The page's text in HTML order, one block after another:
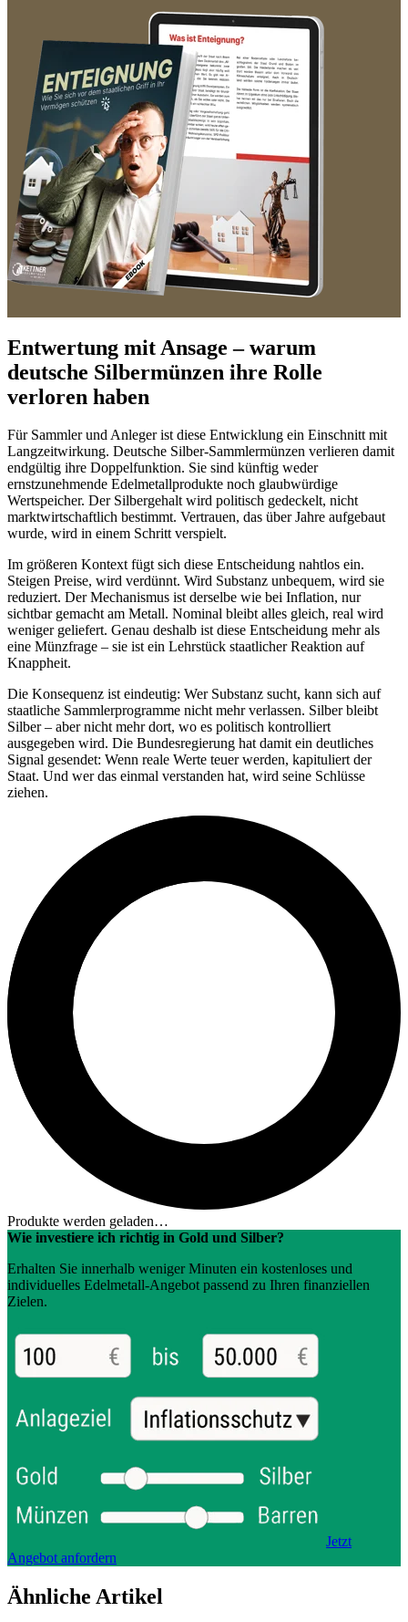
Entwertung mit Ansage – warum
deutsche Silbermünzen ihre Rolle
verloren haben
Für Sammler und Anleger ist diese Entwicklung ein Einschnitt mit
Langzeitwirkung. Deutsche Silber-Sammlermünzen verlieren damit
endgültig ihre Doppelfunktion. Sie sind künftig weder
ernstzunehmende Edelmetallprodukte noch glaubwürdige
Wertspeicher. Der Silbergehalt wird politisch gedeckelt, nicht
marktwirtschaftlich bestimmt. Vertrauen, das über Jahre aufgebaut
wurde, wird in einem Schritt verspielt.
Im größeren Kontext fügt sich diese Entscheidung nahtlos ein.
Steigen Preise, wird verdünnt. Wird Substanz unbequem, wird sie
reduziert. Der Mechanismus ist derselbe wie bei Inflation, nur
sichtbar gemacht am Metall. Nominal bleibt alles gleich, real wird
weniger geliefert. Genau deshalb ist diese Entscheidung mehr als
eine Münzfrage – sie ist ein Lehrstück staatlicher Reaktion auf
Knappheit.
Die Konsequenz ist eindeutig: Wer Substanz sucht, kann sich auf
staatliche Sammlerprogramme nicht mehr verlassen. Silber bleibt
Silber – aber nicht mehr dort, wo es politisch kontrolliert
ausgegeben wird. Die Bundesregierung hat damit ein deutliches
Signal gesendet: Wenn reale Werte teuer werden, kapituliert der
Staat. Und wer das einmal verstanden hat, wird seine Schlüsse
ziehen.
Produkte werden geladen…
Wie investiere ich richtig in Gold und Silber?
Erhalten Sie innerhalb weniger Minuten ein kostenloses und
individuelles Edelmetall-Angebot passend zu Ihren finanziellen
Zielen.
Jetzt
Angebot anfordern
Ähnliche Artikel